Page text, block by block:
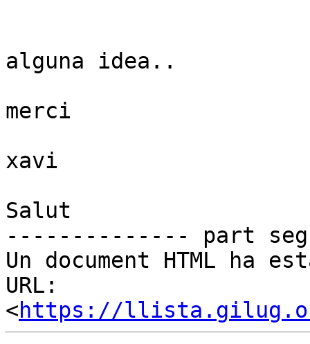
alguna idea..
merci
xavi
Salut
-------------- part
Un document HTML ha
URL:
<https://llista.gilug.org/